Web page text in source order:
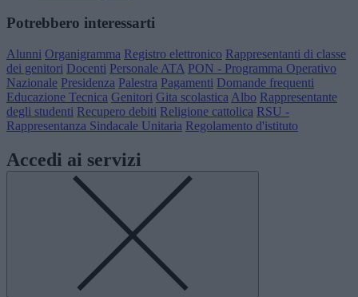
Potrebbero interessarti
Alunni Organigramma Registro elettronico Rappresentanti di classe
dei genitori Docenti Personale ATA PON - Programma Operativo
Nazionale Presidenza Palestra Pagamenti Domande frequenti
Educazione Tecnica Genitori Gita scolastica Albo Rappresentante
degli studenti Recupero debiti Religione cattolica RSU -
Rappresentanza Sindacale Unitaria Regolamento d'istituto
Accedi ai servizi